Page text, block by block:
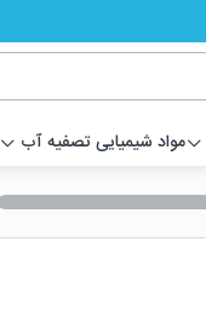
مواد شیمیایی تصفیه آب